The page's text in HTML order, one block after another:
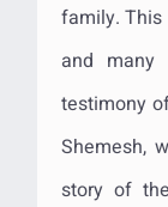
family.
and
testimony
Shemesh,
story of